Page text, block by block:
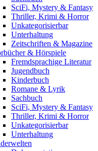
SciFi, Mystery & Fantasy
Thriller, Krimi & Horror
Unkategorisierbar
Unterhaltung
Zeitschriften & Magazine
& Hörspiele
Fremdsprachige Literatur
Jugendbuch
Kinderbuch
Romane & Lyrik
Sachbuch
SciFi, Mystery & Fantasy
Thriller, Krimi & Horror
Unkategorisierbar
Unterhaltung